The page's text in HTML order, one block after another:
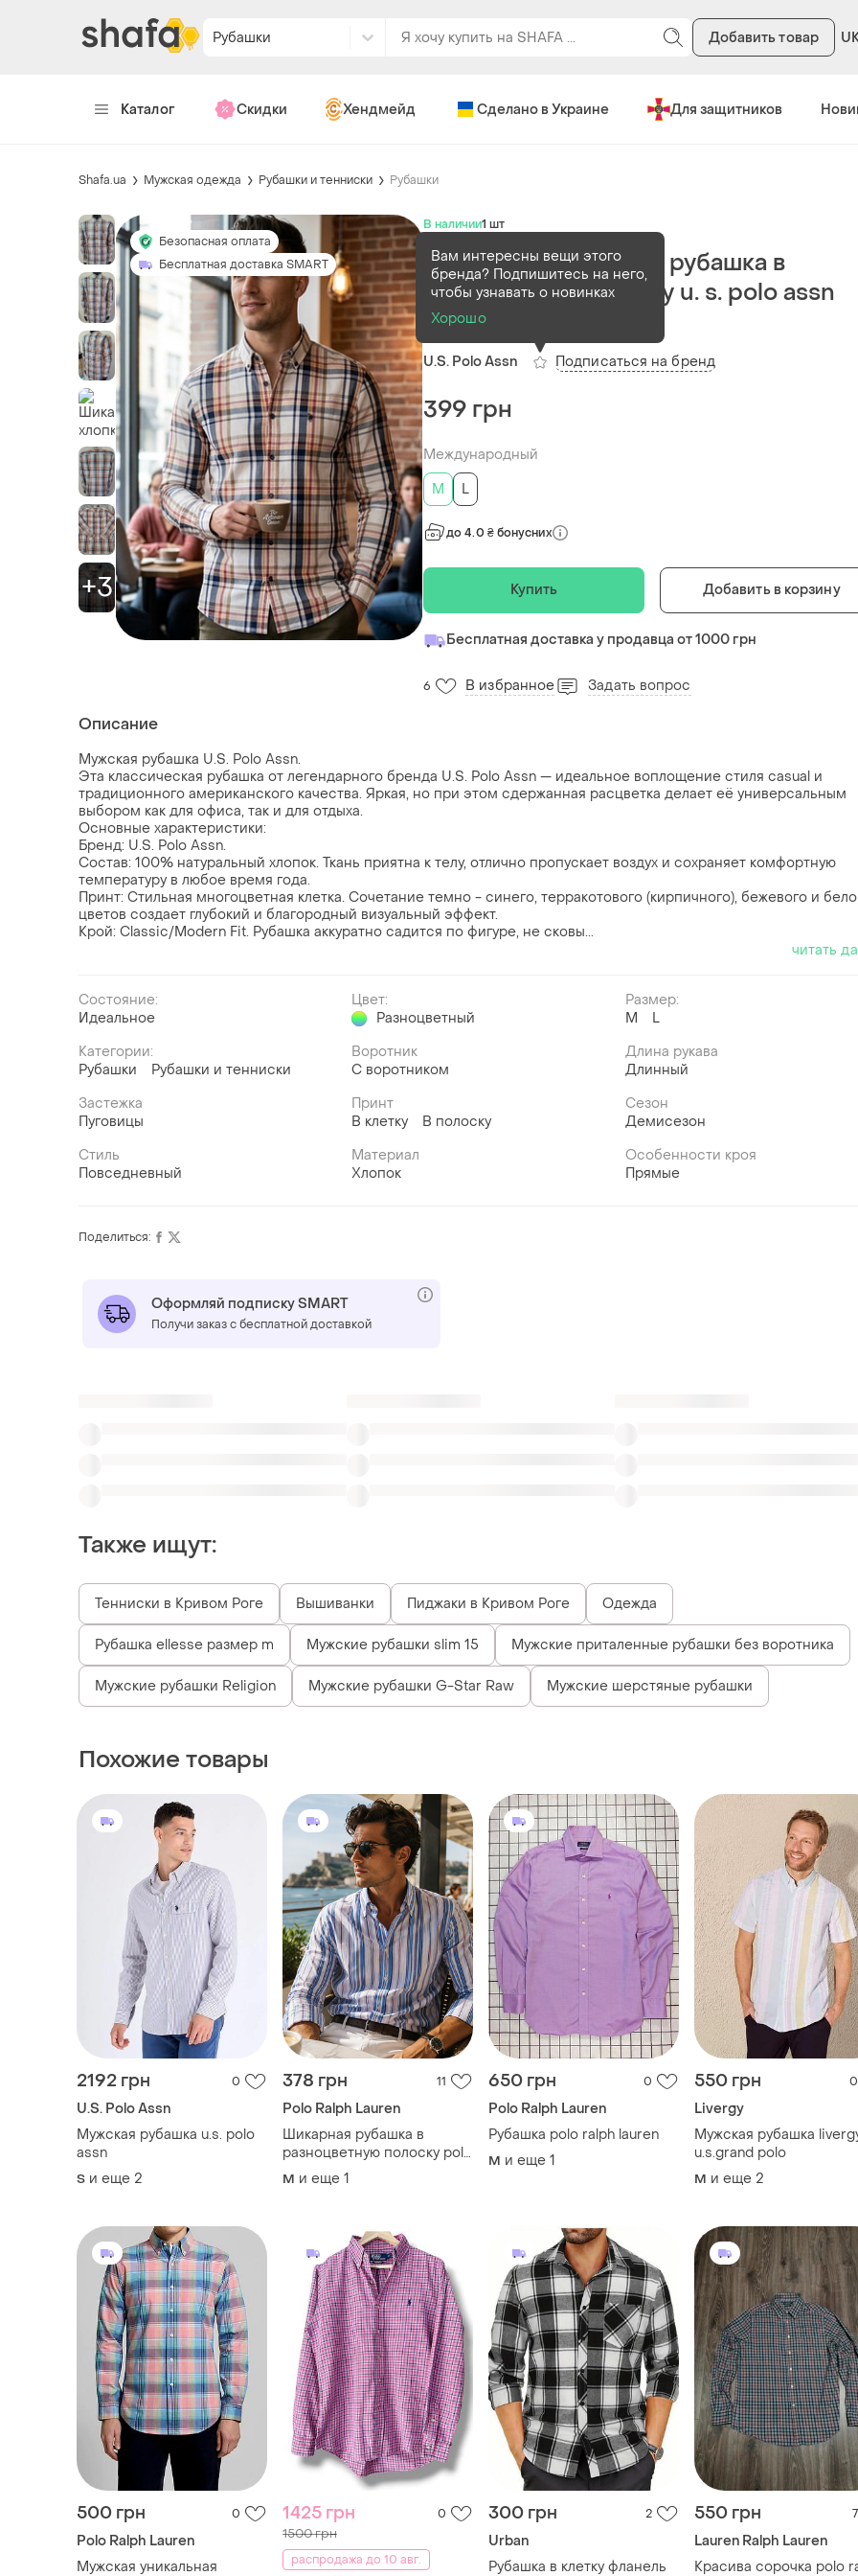
Рубашки Добавить товар
Каталог Скидки Хендмейд Сделано в Украине Для защитников
Shafa.ua Мужская одежда Рубашки и тенниски Рубашки
+3
Безопасная оплата
Бесплатная доставка SMART
В наличии1 шт
Шикарная хлопковая рубашка в
разноцветную клетку u. s. polo assn
made in bangladesh
U.S. Polo Assn
Вам интересны вещи этого
бренда? Подпишитесь на него,
чтобы узнавать о новинках
Хорошо
Подписаться на бренд
399 грн
Международный
M
L
до 4.0 ₴ бонусних
Купить Добавить в корзину
Бесплатная доставка у продавца от 1000 грн
6 В избранное Задать вопрос
Описание
Мужская рубашка U.S. Polo Assn.
Эта классическая рубашка от легендарного бренда U.S. Polo Assn — идеальное воплощение стиля casual и
традиционного американского качества. Яркая, но при этом сдержанная расцветка делает её универсальным
выбором как для офиса, так и для отдыха.
Основные характеристики:
Бренд: U.S. Polo Assn.
Состав: 100% натуральный хлопок. Ткань приятна к телу, отлично пропускает воздух и сохраняет комфортную
температуру в любое время года.
Принт: Стильная многоцветная клетка. Сочетание темно - синего, терракотового (кирпичного), бежевого и
цветов создает глубокий и благородный визуальный эффект.
Крой: Classic/Modern Fit. Рубашка аккуратно садится по фигуре, не сковы...
читать
Состояние:
Идеальное
Цвет:
Разноцветный
Размер:
M
L
Категории:
Рубашки
Рубашки и тенниски
Воротник
С воротником
Длина рукава
Длинный
Застежка
Пуговицы
Принт
В клетку
В полоску
Сезон
Демисезон
Стиль
Повседневный
Материал
Хлопок
Особенности кроя
Прямые
Поделиться:
Оформляй подписку SMART
Получи заказ с бесплатной доставкой
Похожие товары
2192 грн 0
U.S. Polo Assn
Мужская рубашка u.s. polo
и еще 2
378 грн 11
Polo Ralph Lauren
Шикарная рубашка в
разноцветную полоску polo
ralph lauren custom fit made
in hong kong
M и еще 1
650 грн
Polo Ralph Lauren
Рубашка polo ralph lauren
M и еще
550 грн 0
Livergy
Мужская рубашка
u.s.grand polo
M и еще 2
500 грн 0
Polo Ralph Lauren
Мужская уникальная
рубашка рубашка polo ralph
lauren оригинал
и еще
1425 грн 0
1500 грн
распродажа до 10 авг.
Polo Ralph Lauren
Polo ralph lauren m мягкая
хлопковая рубашка розовая
300 грн 2
Urban
Рубашка в клетку фланель
и еще 1
550 грн 7
Lauren Ralph Lauren
Красива сорочка polo
lauren
M и еще 1